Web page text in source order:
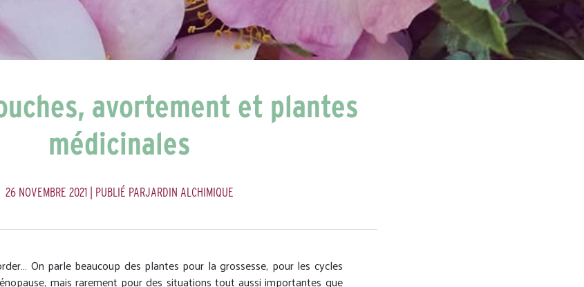
avortement et plantes
médicinales
26 NOVEMBRE 2021 | PUBLIÉ PARJARDIN ALCHIMIQUE
On parle beaucoup des plantes pour la grossesse, pour les cycles
mais rarement pour des situations tout aussi importantes que